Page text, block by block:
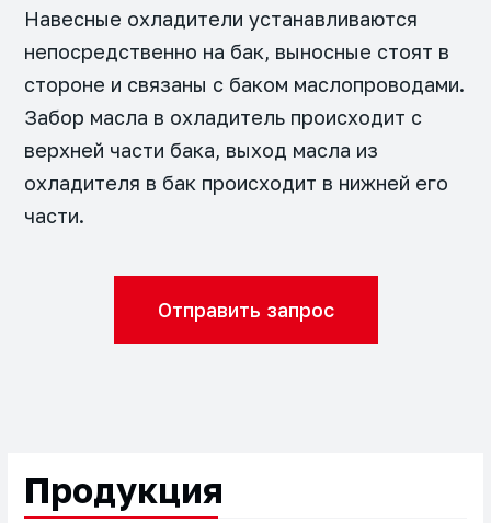
Навесные охладители устанавливаются
непосредственно на бак, выносные стоят в
стороне и связаны с баком маслопроводами.
Забор масла в охладитель происходит с
верхней части бака, выход масла из
охладителя в бак происходит в нижней его
части.
Отправить запрос
Продукция